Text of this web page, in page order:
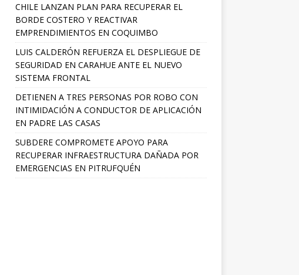
CHILE LANZAN PLAN PARA RECUPERAR EL
BORDE COSTERO Y REACTIVAR
EMPRENDIMIENTOS EN COQUIMBO
LUIS CALDERÓN REFUERZA EL DESPLIEGUE DE
SEGURIDAD EN CARAHUE ANTE EL NUEVO
SISTEMA FRONTAL
DETIENEN A TRES PERSONAS POR ROBO CON
INTIMIDACIÓN A CONDUCTOR DE APLICACIÓN
EN PADRE LAS CASAS
SUBDERE COMPROMETE APOYO PARA
RECUPERAR INFRAESTRUCTURA DAÑADA POR
EMERGENCIAS EN PITRUFQUÉN